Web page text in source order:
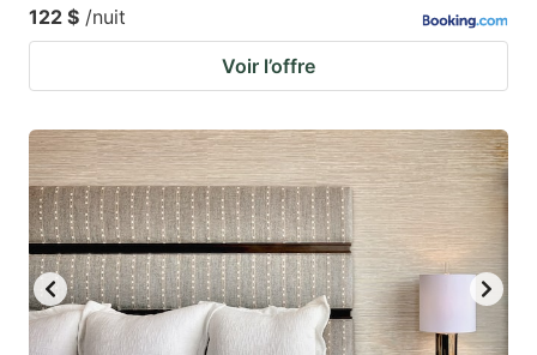
122 $ /nuit
Voir l’offre